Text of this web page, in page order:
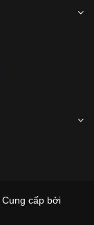
Cung cấp bởi